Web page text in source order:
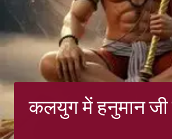
कलयुग में हनुमान जी